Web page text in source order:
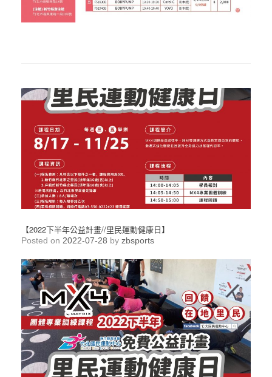
【2022下半年公益計畫//里民運動健康日】
Posted on 2022-07-28 by zbsports